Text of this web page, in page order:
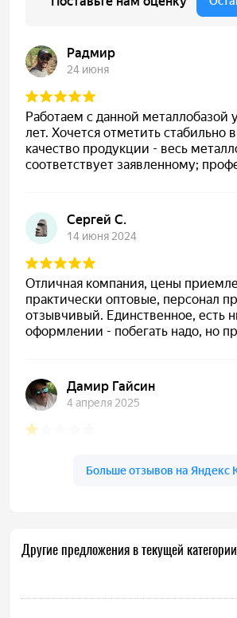
Другие предложения в текущей категории